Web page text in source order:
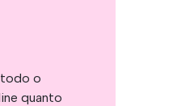
todo o
quanto